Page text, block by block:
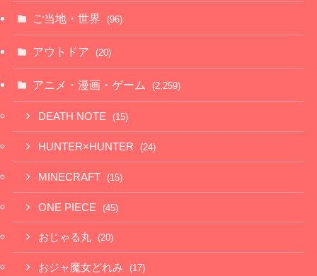
ご当地・世界 (96)
アウトドア (20)
アニメ・漫画・ゲーム (2,259)
DEATH NOTE (15)
HUNTER×HUNTER (24)
MINECRAFT (15)
ONE PIECE (45)
おじゃる丸 (20)
おジャ魔女どれみ (17)